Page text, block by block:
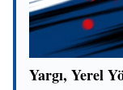
Yargı, Yerel